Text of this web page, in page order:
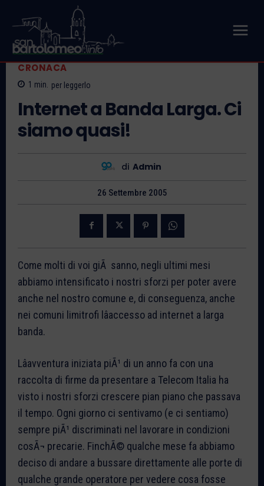
CRONACA
1 min. per leggerlo
Internet a Banda Larga. Ci
siamo quasi!
di Admin
26 Settembre 2005
Come molti di voi giÃ sanno, negli ultimi mesi
abbiamo intensificato i nostri sforzi per poter avere
anche nel nostro comune e, di conseguenza, anche
nei comuni limitrofi lâaccesso ad internet a larga
banda.
Lâavventura iniziata piÃ¹ di un anno fa con una
raccolta di firme da presentare a Telecom Italia ha
visto i nostri sforzi crescere pian piano che passava
il tempo. Ogni giorno ci sentivamo (e ci sentiamo)
sempre piÃ¹ discriminati nel lavorare in condizioni
cosÃ¬ precarie. FinchÃ© qualche mese fa abbiamo
deciso di andare a bussare direttamente alle porte di
qualche grande operatore per vedere cosa fosse